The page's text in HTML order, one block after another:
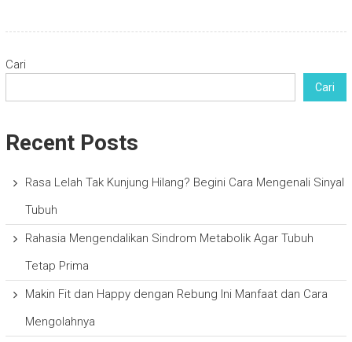
Cari
Cari
Recent Posts
Rasa Lelah Tak Kunjung Hilang? Begini Cara Mengenali Sinyal
Tubuh
Rahasia Mengendalikan Sindrom Metabolik Agar Tubuh
Tetap Prima
Makin Fit dan Happy dengan Rebung Ini Manfaat dan Cara
Mengolahnya